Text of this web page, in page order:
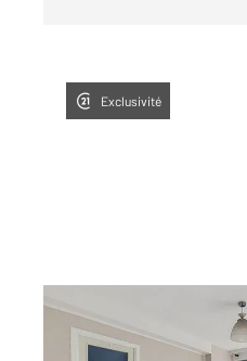
Exclusivité
CLERMONT FERRAND 63
43,28 m2, 2 pièces
Ref : 25381